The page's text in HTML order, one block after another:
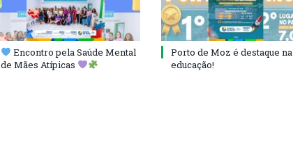
Encontro pela Saúde Mental
de Mães Atípicas
Porto de Moz é destaque na
educação!